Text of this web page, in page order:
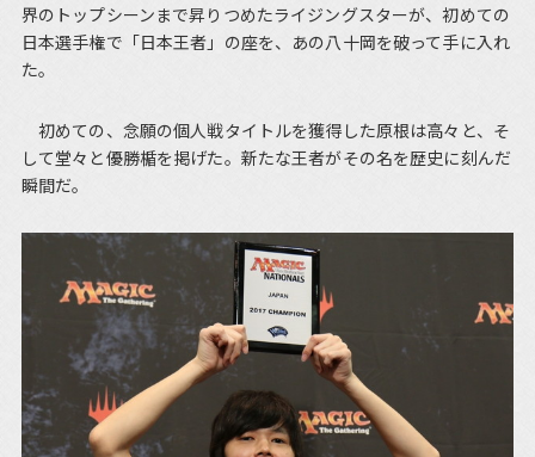
界のトップシーンまで昇りつめたライジングスターが、初めての
日本選手権で「日本王者」の座を、あの八十岡を破って手に入れ
た。
初めての、念願の個人戦タイトルを獲得した原根は高々と、そ
して堂々と優勝楯を掲げた。新たな王者がその名を歴史に刻んだ
瞬間だ。